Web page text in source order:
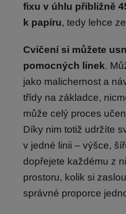
fixu v úhlu přibližně
k papíru, tedy lehce
Cvičení si můžete
pomocných linek.
jako malichernost a
třídy na základce,
může celý proces
Díky nim totiž udržíte
v jedné linii – výšce,
dopřejete každému z
prostoru, kolik si
správné proporce